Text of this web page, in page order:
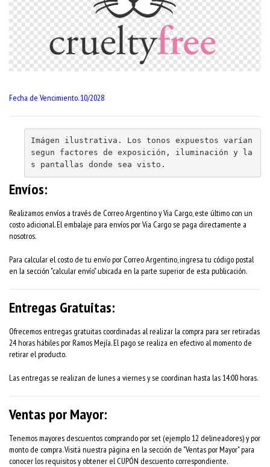
Fecha de Vencimiento. 10/2028
Imágen ilustrativa. Los tonos expuestos varían
segun factores de exposición, iluminación y la
s pantallas donde sea visto.
Envíos:
Realizamos envíos a través de Correo Argentino y Via Cargo, este último con un
costo adicional. El embalaje para envíos por Via Cargo se paga directamente a
nosotros.
Para calcular el costo de tu envío por Correo Argentino, ingresa tu código postal
en la sección "calcular envío" ubicada en la parte superior de esta publicación.
Entregas Gratuitas:
Ofrecemos entregas gratuitas coordinadas al realizar la compra para ser retiradas
24 horas hábiles por Ramos Mejía. El pago se realiza en efectivo al momento de
retirar el producto.
Las entregas se realizan de lunes a viernes y se coordinan hasta las 14:00 horas.
Ventas por Mayor:
Tenemos mayores descuentos comprando por set (ejemplo 12 delineadores) y por
monto de compra. Visitá nuestra página en la sección de "Ventas por Mayor" para
conocer los requisitos y obtener el CUPÓN descuento correspondiente.